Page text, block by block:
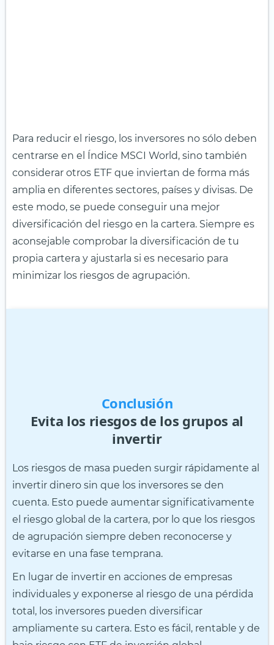
Para reducir el riesgo, los inversores no sólo deben
centrarse en el Índice MSCI World, sino también
considerar otros ETF que inviertan de forma más
amplia en diferentes sectores, países y divisas. De
este modo, se puede conseguir una mejor
diversificación del riesgo en la cartera. Siempre es
aconsejable comprobar la diversificación de tu
propia cartera y ajustarla si es necesario para
minimizar los riesgos de agrupación.
Conclusión
Evita los riesgos de los grupos al
invertir
Los riesgos de masa pueden surgir rápidamente al
invertir dinero sin que los inversores se den
cuenta. Esto puede aumentar significativamente
el riesgo global de la cartera, por lo que los riesgos
de agrupación siempre deben reconocerse y
evitarse en una fase temprana.
En lugar de invertir en acciones de empresas
individuales y exponerse al riesgo de una pérdida
total, los inversores pueden diversificar
ampliamente su cartera. Esto es fácil, rentable y de